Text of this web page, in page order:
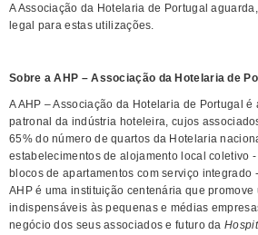
A Associação da Hotelaria de Portugal
legal para estas utilizações.
Sobre a AHP – Associação da Hotelaria de
A AHP – Associação da Hotelaria de Portugal
patronal da indústria hoteleira, cujos
65% do número de quartos da Hotelaria
estabelecimentos de alojamento local coletivo
blocos de apartamentos com serviço integrado
AHP é uma instituição centenária que
indispensáveis às pequenas e médias
negócio dos seus associados e futuro da